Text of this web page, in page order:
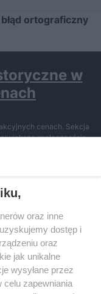
ortograficzny
w
cenach. Sekcja
społecznością
czytelników.
oraz inne
dostęp i
oraz
jak unikalne
wysyłane przez
celu zapewniania